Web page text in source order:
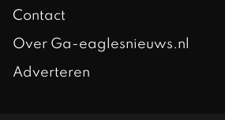
Contact
Over Ga-eaglesnieuws.nl
Adverteren